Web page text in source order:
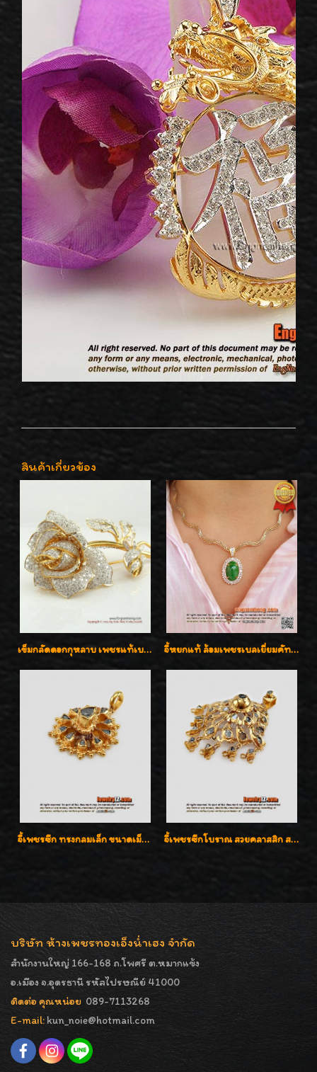
สินค้าเกี่ยวข้อง
เข็มกลัดดอกกุหลาบ เพชรแท้เบลเยี่ยมคัต งานปราณีตค่ะ จี้หยกแท้ ล้อมเพชรเบลเยี่ยมคัท ราคาพิเศษไม่แพงค่ะ
จี้เพชรซีก ทรงกลมเล็ก ขนาดเม็ดกระดุม สวยๆ จี้เพชรซีกโบราณ สวยคลาสสิก สภาพสมบูรณ์สุดๆค่ะ
บริษัท ห้างเพชรทองเอ็งน่ำเฮง จำกัด
สำนักงานใหญ่ 166-168 ถ.โพศรี ต.หมากแข้ง
อ.เมือง จ.อุดรธานี รหัสไปรษณีย์ 41000
ติดต่อ คุณหน่อย 089-7113268
E-mail: kun_noie@hotmail.com